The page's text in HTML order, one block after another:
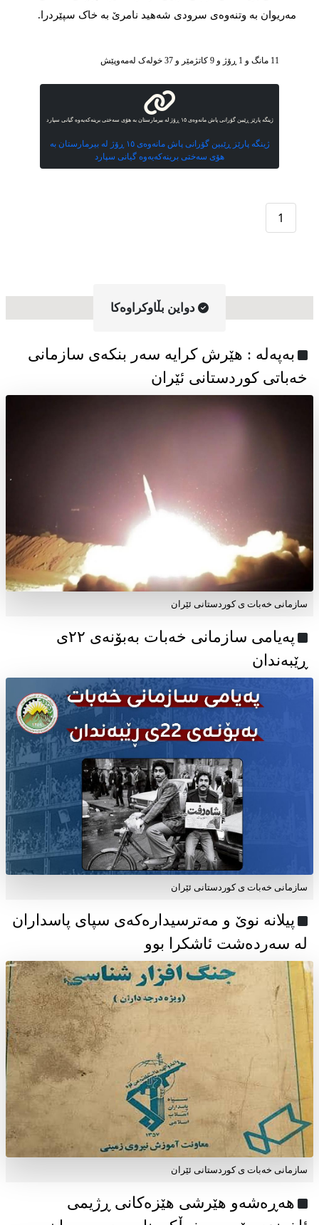
مەریوان به‌ وتنه‌وه‌ی سرودی شه‌هید نامرێ به‌ خاک سپێردرا.
11 مانگ و 1 ڕۆژ و 9 کاتژمێر و 37 خوله‌ک له‌مه‌وپێش‌
ژینگه‌ پارێز ڕێبین گۆرانی پاش مانه‌وه‌ی ١٥ ڕۆژ له‌ بیرمارستان به‌ هۆی سه‌ختی برینه‌که‌یه‌وه‌ گیانی سپارد
ژینگه‌ پارێز ڕێبین گۆرانی پاش مانه‌وه‌ی ١٥ ڕۆژ له‌ بیرمارستان به‌
هۆی سه‌ختی برینه‌که‌یه‌وه‌ گیانی سپارد
1
دواین بڵاوکراوه‌کا
به‌په‌له‌ : هێرش کرایە سەر بنکەی سازمانی
خەباتی کوردستانی ئێران
سازمانی خەبات ی کوردستانی ئێران
پەیامی سازمانی خەبات بەبۆنەی ۲۲ی
ڕێبەندان
سازمانی خەبات ی كوردستانی ئێران
پیلانە نوێ و مەترسیدارەکەی سپای پاسداران
لە سەردەشت ئاشکرا بوو
سازمانی خەبات ی كوردستانی ئێران
هەڕەشەو هێرشی هێزەکانی ڕژیمی